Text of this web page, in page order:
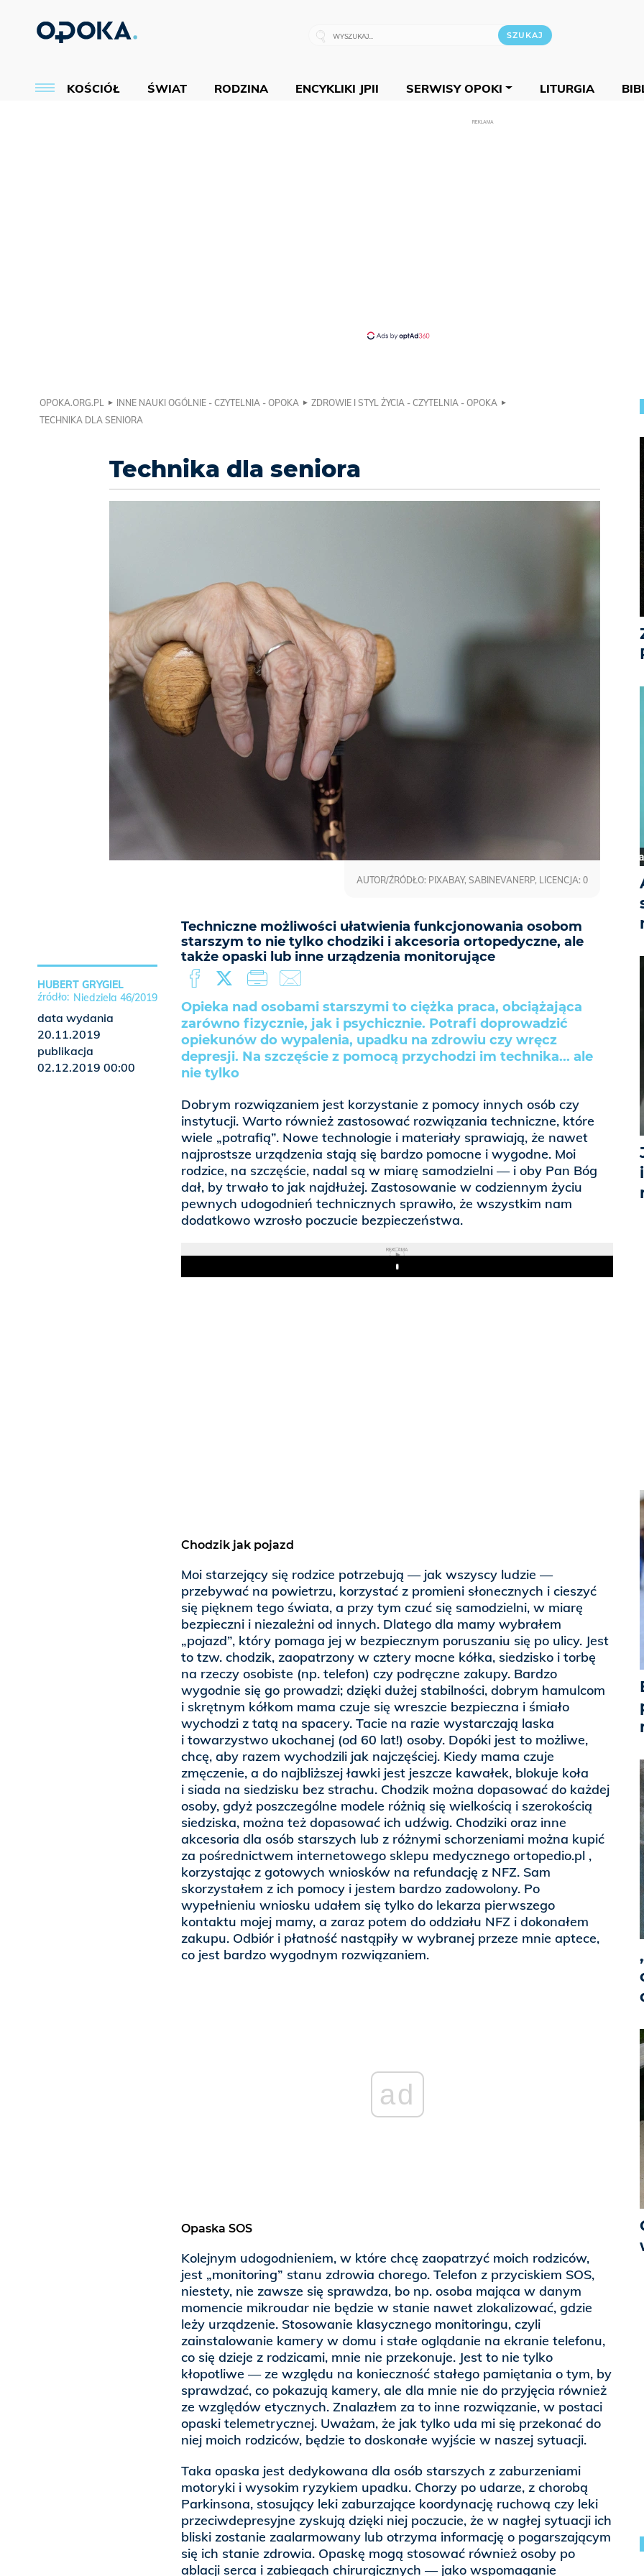
KOŚCIÓŁ ŚWIAT RODZINA ENCYKLIKI JPII SERWISY OPOKI LITURGIA
REKLAMA
OPOKA.ORG.PL INNE NAUKI OGÓLNIE - CZYTELNIA - OPOKA
ZDROWIE I STYL ŻYCIA - CZYTELNIA - OPOKA
TECHNIKA DLA SENIORA
Technika dla seniora
Techniczne możliwości ułatwienia funkcjonowania osobom
starszym to nie tylko chodziki i akcesoria ortopedyczne, ale
także opaski lub inne urządzenia monitorujące
AUTOR/ŹRÓDŁO: PIXABAY, SABINEVANERP, LICENCJA: 0
Opieka nad osobami starszymi to ciężka praca, obciążająca
zarówno fizycznie, jak i psychicznie. Potrafi doprowadzić
opiekunów do wypalenia, upadku na zdrowiu czy wręcz
depresji. Na szczęście z pomocą przychodzi im technika... ale
nie tylko
Dobrym rozwiązaniem jest korzystanie z pomocy innych osób czy
instytucji. Warto również zastosować rozwiązania techniczne, które
wiele „potrafią”. Nowe technologie i materiały sprawiają, że nawet
najprostsze urządzenia stają się bardzo pomocne i wygodne. Moi
rodzice, na szczęście, nadal są w miarę samodzielni — i oby Pan Bóg
dał, by trwało to jak najdłużej. Zastosowanie w codziennym życiu
pewnych udogodnień technicznych sprawiło, że wszystkim nam
dodatkowo wzrosło poczucie bezpieczeństwa.
REKLAMA
Play
Chodzik jak pojazd
Moi starzejący się rodzice potrzebują — jak wszyscy ludzie —
przebywać na powietrzu, korzystać z promieni słonecznych i cieszyć
się pięknem tego świata, a przy tym czuć się samodzielni, w miarę
bezpieczni i niezależni od innych. Dlatego dla mamy wybrałem
„pojazd”, który pomaga jej w bezpiecznym poruszaniu się po ulicy. Jest
to tzw. chodzik, zaopatrzony w cztery mocne kółka, siedzisko i torbę
na rzeczy osobiste (np. telefon) czy podręczne zakupy. Bardzo
wygodnie się go prowadzi; dzięki dużej stabilności, dobrym hamulcom
i skrętnym kółkom mama czuje się wreszcie bezpieczna i śmiało
wychodzi z tatą na spacery. Tacie na razie wystarczają laska
i towarzystwo ukochanej (od 60 lat!) osoby. Dopóki jest to możliwe,
chcę, aby razem wychodzili jak najczęściej. Kiedy mama czuje
zmęczenie, a do najbliższej ławki jest jeszcze kawałek, blokuje koła
i siada na siedzisku bez strachu. Chodzik można dopasować do każdej
osoby, gdyż poszczególne modele różnią się wielkością i szerokością
siedziska, można też dopasować ich udźwig. Chodziki oraz inne
akcesoria dla osób starszych lub z różnymi schorzeniami można kupić
za pośrednictwem internetowego sklepu medycznego ortopedio.pl ,
korzystając z gotowych wniosków na refundację z NFZ. Sam
skorzystałem z ich pomocy i jestem bardzo zadowolony. Po
wypełnieniu wniosku udałem się tylko do lekarza pierwszego
kontaktu mojej mamy, a zaraz potem do oddziału NFZ i dokonałem
zakupu. Odbiór i płatność nastąpiły w wybranej przeze mnie aptece,
co jest bardzo wygodnym rozwiązaniem.
ad
Opaska SOS
Kolejnym udogodnieniem, w które chcę zaopatrzyć moich rodziców,
jest „monitoring” stanu zdrowia chorego. Telefon z przyciskiem SOS,
niestety, nie zawsze się sprawdza, bo np. osoba mająca w danym
momencie mikroudar nie będzie w stanie nawet zlokalizować, gdzie
leży urządzenie. Stosowanie klasycznego monitoringu, czyli
zainstalowanie kamery w domu i stałe oglądanie na ekranie telefonu,
co się dzieje z rodzicami, mnie nie przekonuje. Jest to nie tylko
kłopotliwe — ze względu na konieczność stałego pamiętania o tym, by
sprawdzać, co pokazują kamery, ale dla mnie nie do przyjęcia również
ze względów etycznych. Znalazłem za to inne rozwiązanie, w postaci
opaski telemetrycznej. Uważam, że jak tylko uda mi się przekonać do
niej moich rodziców, będzie to doskonałe wyjście w naszej sytuacji.
Taka opaska jest dedykowana dla osób starszych z zaburzeniami
motoryki i wysokim ryzykiem upadku. Chorzy po udarze, z chorobą
Parkinsona, stosujący leki zaburzające koordynację ruchową czy leki
przeciwdepresyjne zyskują dzięki niej poczucie, że w nagłej sytuacji ich
bliski zostanie zaalarmowany lub otrzyma informację o pogarszającym
się ich stanie zdrowia. Opaskę mogą stosować również osoby po
ablacji serca i zabiegach chirurgicznych — jako wspomaganie
HUBERT GRYGIEL
Niedziela 46/2019
data wydania
20.11.2019
publikacja
02.12.2019 00:00